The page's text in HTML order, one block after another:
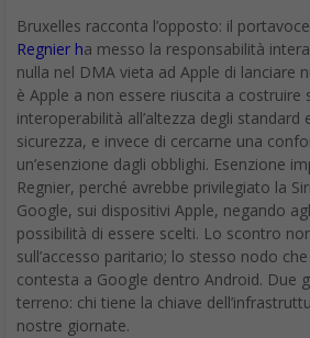
Bruxelles racconta l’opposto: il
Regnier ha messo la responsabilità
nulla nel DMA vieta ad Apple di lanciare
è Apple a non essere riuscita a costruire
interoperabilità all’altezza degli standard
sicurezza, e invece di cercarne una
un’esenzione dagli obblighi. Esenzione
Regnier, perché avrebbe privilegiato la
Google, sui dispositivi Apple, negando
possibilità di essere scelti. Lo scontro
sull’accesso paritario; lo stesso nodo
contesta a Google dentro Android. Due
terreno: chi tiene la chiave
nostre giornate.